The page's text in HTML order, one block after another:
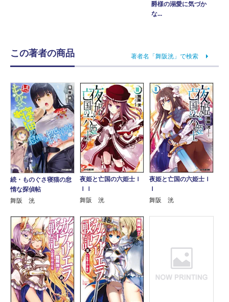
爵様の溺愛に気づか
な...
この著者の商品 著者名「舞阪洸」で検索
続・ものぐさ寝猫の怠
惰な探偵帖
舞阪 洸
夜姫と亡国の六姫士Ｉ
ＩＩ
舞阪 洸
夜姫と亡国の六姫士Ｉ
Ｉ
舞阪 洸